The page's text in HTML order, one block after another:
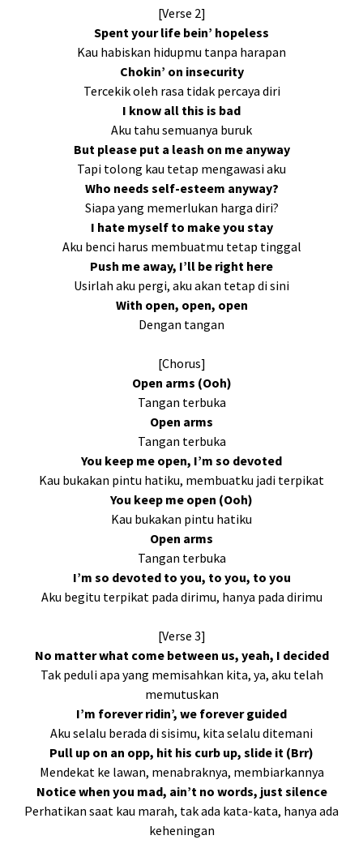
[Verse 2]
Spent your life bein’ hopeless
Kau habiskan hidupmu tanpa harapan
Chokin’ on insecurity
Tercekik oleh rasa tidak percaya diri
I know all this is bad
Aku tahu semuanya buruk
But please put a leash on me anyway
Tapi tolong kau tetap mengawasi aku
Who needs self-esteem anyway?
Siapa yang memerlukan harga diri?
I hate myself to make you stay
Aku benci harus membuatmu tetap tinggal
Push me away, I’ll be right here
Usirlah aku pergi, aku akan tetap di sini
With open, open, open
Dengan tangan
[Chorus]
Open arms (Ooh)
Tangan terbuka
Open arms
Tangan terbuka
You keep me open, I’m so devoted
Kau bukakan pintu hatiku, membuatku jadi terpikat
You keep me open (Ooh)
Kau bukakan pintu hatiku
Open arms
Tangan terbuka
I’m so devoted to you, to you, to you
Aku begitu terpikat pada dirimu, hanya pada dirimu
[Verse 3]
No matter what come between us, yeah, I decided
Tak peduli apa yang memisahkan kita, ya, aku telah
memutuskan
I’m forever ridin’, we forever guided
Aku selalu berada di sisimu, kita selalu ditemani
Pull up on an opp, hit his curb up, slide it (Brr)
Mendekat ke lawan, menabraknya, membiarkannya
Notice when you mad, ain’t no words, just silence
Perhatikan saat kau marah, tak ada kata-kata, hanya ada
keheningan